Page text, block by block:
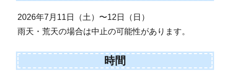
2026年7月11日（土）〜12日（日）
雨天・荒天の場合は中止の可能性があります。
時間